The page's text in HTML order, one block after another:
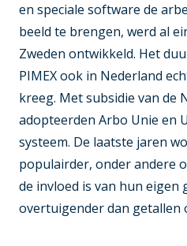
en speciale software de
beeld te brengen, werd al
Zweden ontwikkeld. Het
PIMEX ook in Nederland
kreeg. Met subsidie van de
adopteerden Arbo Unie en
systeem. De laatste jaren
populairder, onder andere
de invloed is van hun eigen
overtuigender dan getallen